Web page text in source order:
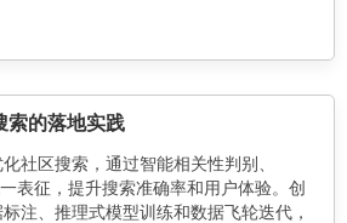
索的落地实践
社区搜索，通过智能相关性判别、
表征，提升搜索准确率和用户体验。创
注、推理式模型训练和数据飞轮迭代，